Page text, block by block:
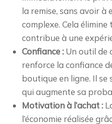
la remise, sans avoir à
complexe. Cela
contribue à une
Confiance : Un outil de
renforce la confiance
boutique en ligne. Il se
qui augmente sa
Motivation à l’achat :
l’économie réalisée